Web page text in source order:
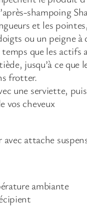
shampoing
et les
ou un peigne
que les
jusqu’à ce
frotter.
une serviette,
vos cheveux
attache
ambiante